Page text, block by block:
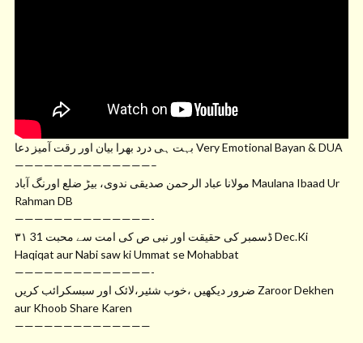
بہت ہی درد بھرا بیان اور رقت آمیز دعا Very Emotional Bayan & DUA
——————————————–
مولانا عباد الرحمن صدیقی ندوی، بیڑ ضلع اورنگ آباد Maulana Ibaad Ur
Rahman DB
——————————————-
۳۱ ڈسمبر کی حقیقت اور نبی ص کی امت سے محبت 31 Dec.Ki
Haqiqat aur Nabi saw ki Ummat se Mohabbat
——————————————-
ضرور دیکھیں ،خوب شئیر،لائک اور سبسکرائب کریں Zaroor Dekhen
aur Khoob Share Karen
——————————————